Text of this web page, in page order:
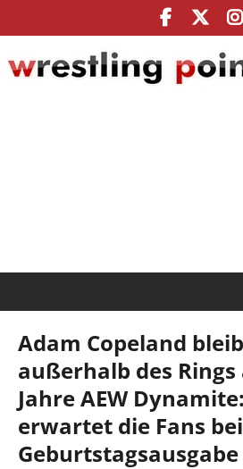
Adam Copeland
außerhalb des Rings
Jahre AEW
erwartet die Fans
Geburtstagsausgabe